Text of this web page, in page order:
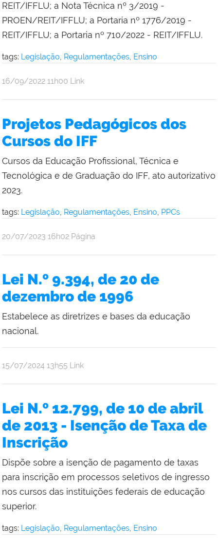
REIT/IFFLU; a Nota Técnica nº 3/2019 -
PROEN/REIT/IFFLU; a Portaria nº 1776/2019 -
REIT/IFFLU; a Portaria nº 710/2022 - REIT/IFFLU.
tags: Legislação, Regulamentações, Ensino
por
Reitoria
publicado
16/09/2022 11h00 Link
Projetos Pedagógicos dos
Cursos do IFF
Cursos da Educação Profissional, Técnica e
Tecnológica e de Graduação do IFF, ato autorizativo
2023.
tags: Legislação, Regulamentações, Ensino, PPCs
por
Reitoria
publicado
20/07/2023 16h02 Página
Lei N.º 9.394, de 20 de
dezembro de 1996
Estabelece as diretrizes e bases da educação
nacional.
por
publicado
15/07/2024 13h55 Link
Lei N.º 12.799, de 10 de abril
de 2013 - Isenção de Taxa de
Inscrição
Dispõe sobre a isenção de pagamento de taxas
para inscrição em processos seletivos de ingresso
nos cursos das instituições federais de educação
superior.
tags: Legislação, Regulamentações, Ensino